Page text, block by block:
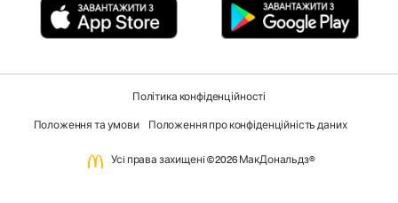
Політика конфіденційності
Положення та умови Положення про конфіденційність даних
Усi права захищенi ©2026 МакДональдз®